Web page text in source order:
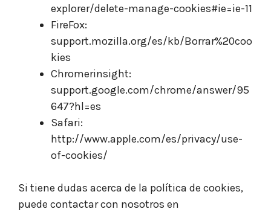
explorer/delete-manage-cookies#ie=ie-11
FireFox:
support.mozilla.org/es/kb/Borrar%20coo
kies
Chromerinsight:
support.google.com/chrome/answer/95
647?hl=es
Safari:
http://www.apple.com/es/privacy/use-
of-cookies/
Si tiene dudas acerca de la política de cookies,
puede contactar con nosotros en